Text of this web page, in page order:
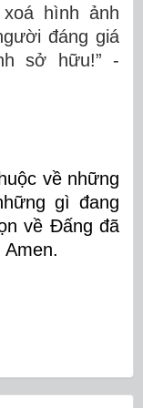
hình ảnh
đáng giá
sở hữu!” -
về những
gì đang
về Đấng đã
Amen.